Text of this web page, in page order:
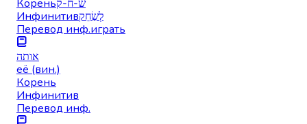
Кореньש-ח-ק
Инфинитивלְשַׂחֵק
Перевод инф.играть
אותה
её (вин.)
Корень
Инфинитив
Перевод инф.